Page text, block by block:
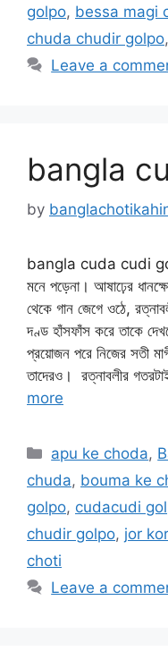
golpo, bessa magi
chuda chudir golpo,
Leave a
bangla
by
bangla cuda cudi
মনে পড়েনা। আষাঢ়ের
থেকে গান জেগে ওঠে,
দণ্ড হাঁসফাঁস করে তাকে
প্রয়োজন পরে নিজের সতী
তাদেরও। রত্নাবলীর
more
Categories
apu ke choda,
chuda, bouma ke
golpo, cudacudi
chudir golpo, jor
choti
Leave a